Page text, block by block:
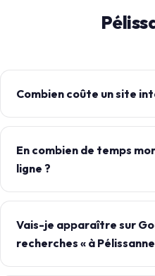
Combien coûte un site
En combien de temps
ligne ?
Vais-je apparaître sur
recherches « à Pélissanne